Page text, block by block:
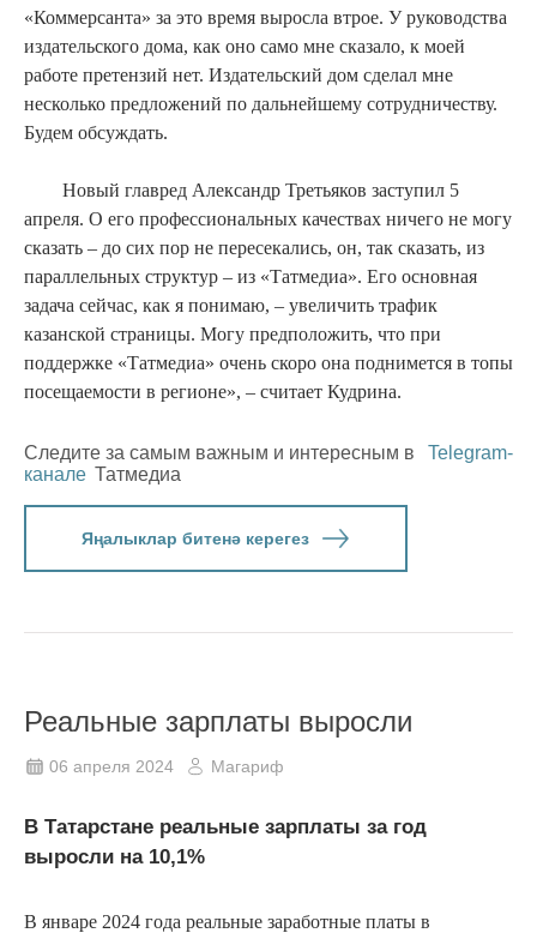
«Коммерсанта» за это время выросла втрое. У руководства
издательского дома, как оно само мне сказало, к моей
работе претензий нет. Издательский дом сделал мне
несколько предложений по дальнейшему сотрудничеству.
Будем обсуждать.
Новый главред Александр Третьяков заступил 5
апреля. О его профессиональных качествах ничего не могу
сказать – до сих пор не пересекались, он, так сказать, из
параллельных структур – из «Татмедиа». Его основная
задача сейчас, как я понимаю, – увеличить трафик
казанской страницы. Могу предположить, что при
поддержке «Татмедиа» очень скоро она поднимется в топы
посещаемости в регионе», – считает Кудрина.
Следите за самым важным и интересным в
Telegram-
канале Татмедиа
Яңалыклар битенә керегез
Реальные зарплаты выросли
06 апреля 2024 Магариф
В Татарстане реальные зарплаты за год
выросли на 10,1%
В январе 2024 года реальные заработные платы в